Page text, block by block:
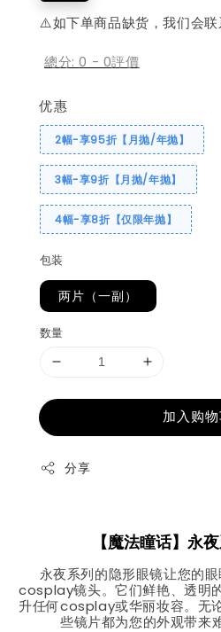
⚠️如下单商品缺货，我们会
總分:0 - 0評價
优惠
2幅-享95折【月抛/年抛】
3幅-享9折【月抛/年抛】
4幅-享8折【仅限年抛】
包装
两片（一副）
数量
加入购
分享
【魔法瞳话】永
永夜系列的隐形眼镜让您的
cosplay镜头。它们鲜艳、透明
升任何cosplay或华丽妆容。无
些镜片都为您的外观带来